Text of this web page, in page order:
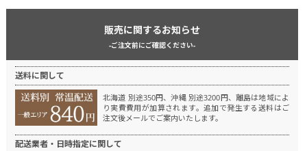
販売に関するお知らせ
-ご注文前にご確認ください-
送料に関して
北海道 別途350円、沖縄 別途3200円、離島は地域によ
り実費費用が加算されます。 追加で発生する送料はご
注文後メールでご案内いたします。
配送業者・日時指定に関して